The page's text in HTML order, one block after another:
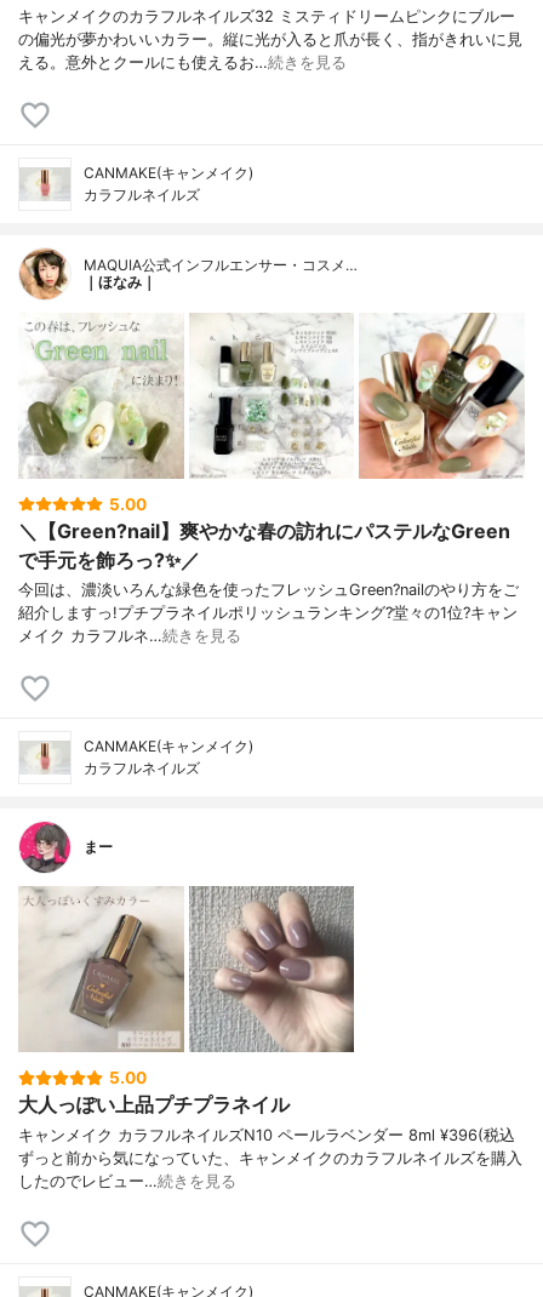
キャンメイクのカラフルネイルズ32 ミスティドリームピンクにブルー
の偏光が夢かわいいカラー。縦に光が入ると爪が長く、指がきれいに見
える。意外とクールにも使えるお…続きを見る
CANMAKE(キャンメイク)
カラフルネイルズ
MAQUIA公式インフルエンサー・コスメ…
｜ほなみ｜
5.00
＼【Green?nail】爽やかな春の訪れにパステルなGreen
で手元を飾ろっ?✨／
今回は、濃淡いろんな緑色を使ったフレッシュGreen?nailのやり方をご
紹介しますっ!プチプラネイルポリッシュランキング?堂々の1位?キャン
メイク カラフルネ…続きを見る
CANMAKE(キャンメイク)
カラフルネイルズ
まー
5.00
大人っぽい上品プチプラネイル
キャンメイク カラフルネイルズN10 ペールラベンダー 8ml ¥396(税込
ずっと前から気になっていた、キャンメイクのカラフルネイルズを購入
したのでレビュー…続きを見る
CANMAKE(キャンメイク)